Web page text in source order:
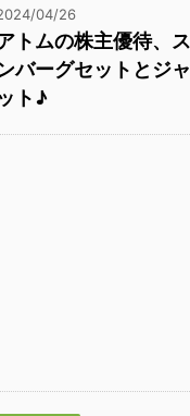
04/26
トムの株主優待、
バーグセットとジ
ット♪